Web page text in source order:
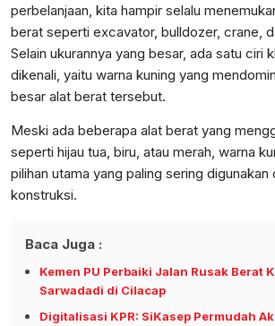
perbelanjaan, kita hampir selalu
berat seperti excavator, bulldozer, crane,
Selain ukurannya yang besar, ada satu ciri
dikenali, yaitu warna kuning yang
besar alat berat tersebut.
Meski ada beberapa alat berat yang
seperti hijau tua, biru, atau merah, warna
pilihan utama yang paling sering
konstruksi.
Baca Juga :
Kemen PU Perbaiki Jalan Rusak Berat
Sarwadadi di Cilacap
Digitalisasi KPR: SiKasep Permudah